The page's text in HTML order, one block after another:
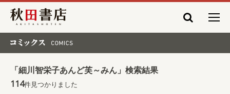
秋田書店
「細川智栄子あんど芙～みん」検索結果
114件見つかりました